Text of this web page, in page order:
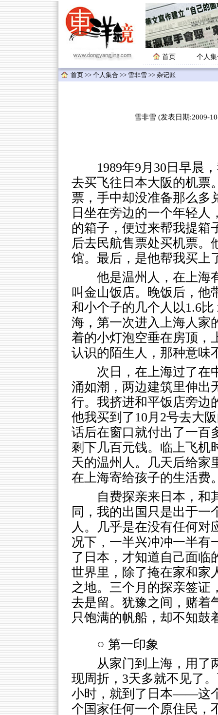
首页 个人
首页 >> 个人集合 >> 雪非雪 >> 杂记账
雪非雪 (发表日期:2009-
1989年9月30日早晨
去买飞往日本大阪的机票
票，手中却没准备那么多
日坐在旁边的一个年轻
的箱子，便过来帮我提箱
后去民航售票处买机票。
馆。最后，是他帮我买上
他是温州人，在上海
叫金山饭店。晚饭后，他
和小个子的几个人以1.6
海，第一次进入上海人家
着的小灯泡空垂在房顶，
认识的陌生人，那种意味
次日，在上海过了在
涌如潮，两边建筑里伸出
行。我挤进和平饭店旁边
他我买到了10月2号去大
话后在窗口就付出了一百
剩下几百元钱。临上飞机
天的温州人。几天后给家
在上海寄给孩子的生活费
自费探亲来日本，和
同，我的出国只是出于一
人。几乎是在没有任何对
况下，一半兴冲冲一半有
了日本，才知道自己面临
世界里，除了掩在家和家
之地。三个月的探亲签证
去是留。犹豫之间，赌着
只饱满的帆船，却不知鼓
○ 第一印象
从家门到上海，用了
现周折，3天多就不见了
小时，就到了日本——这
个国家任何一个原住民，